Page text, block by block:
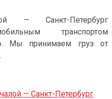
— Санкт-Петербург
транспортом
Мы принимаем груз от
— Санкт-Петербург